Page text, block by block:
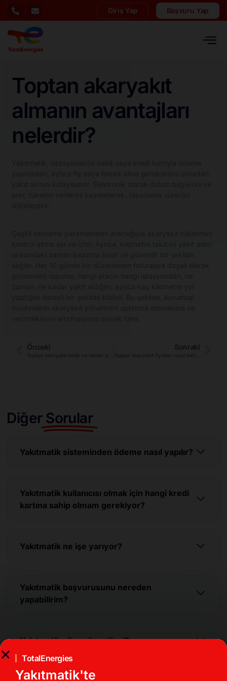
Giriş Yap Başvuru Yap
Toptan akaryakıt
almanın avantajları
nelerdir?
Önceki Sonraki
Diğer Sorular
Yakıtmatik sisteminden ödeme nasıl yapılır?
Yakıtmatik kullanıcısı olmak için hangi kredi
kartına sahip olmam gerekiyor?
Yakıtmatik ne işe yarıyor?
Yakıtmatik başvurusunu nereden
yapabilirim?
Yakıtmatik cihazı ücretli mi?
TotalEnergies
Yakıtmatik'te